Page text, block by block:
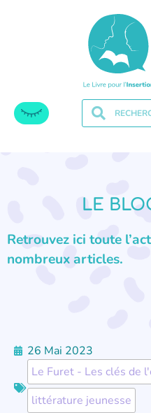
LE
Retrouvez ici toute
nombreux articles.
26 Mai 2023
Le Furet - Les clés de
littérature jeunesse